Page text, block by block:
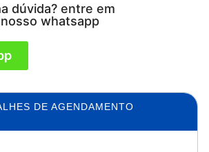
dúvida? entre em
whatsapp
DE AGENDAMENTO